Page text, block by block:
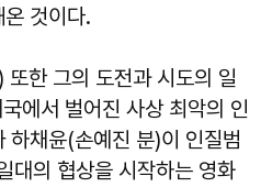
것이다.
또한 그의 도전과 시도의 일
에서 벌어진 사상 최악의 인
하채윤(손예진 분)이 인질범
대의 협상을 시작하는 영화